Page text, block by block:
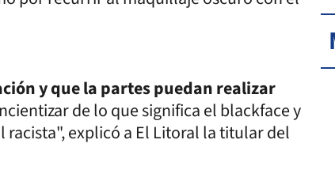
y que la partes puedan realizar
de lo que significa el blackface y
explicó a El Litoral la titular del